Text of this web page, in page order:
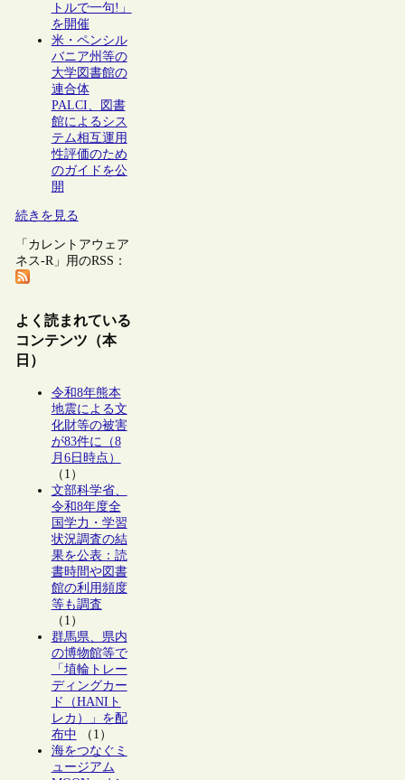
トルで一句!」
を開催
米・ペンシル
バニア州等の
大学図書館の
連合体
PALCI、図書
館によるシス
テム相互運用
性評価のため
のガイドを公
開
続きを見る
「カレントアウェア
ネス-R」用のRSS：
よく読まれている
コンテンツ（本
日）
令和8年熊本
地震による文
化財等の被害
が83件に（8
月6日時点）
（1）
文部科学省、
令和8年度全
国学力・学習
状況調査の結
果を公表：読
書時間や図書
館の利用頻度
等も調査
（1）
群馬県、県内
の博物館等で
「埴輪トレー
ディングカー
ド（HANIト
レカ）」を配
布中 （1）
海をつなぐミ
ュージアム